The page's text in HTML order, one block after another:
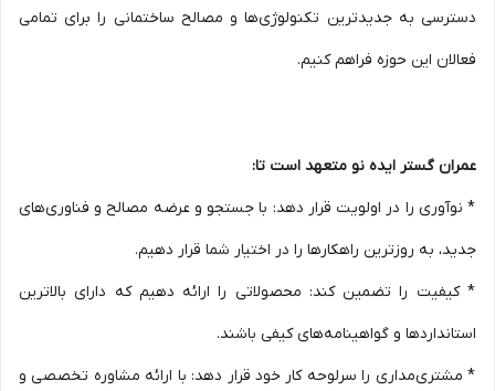
دسترسی به جدیدترین تکنولوژی‌ها و مصالح ساختمانی را برای تمامی
فعالان این حوزه فراهم کنیم.
عمران گستر ایده نو متعهد است تا:
* نوآوری را در اولویت قرار دهد: با جستجو و عرضه مصالح و فناوری‌های
جدید، به روزترین راهکارها را در اختیار شما قرار دهیم.
* کیفیت را تضمین کند: محصولاتی را ارائه دهیم که دارای بالاترین
استانداردها و گواهینامه‌های کیفی باشند.
* مشتری‌مداری را سرلوحه کار خود قرار دهد: با ارائه مشاوره تخصصی و